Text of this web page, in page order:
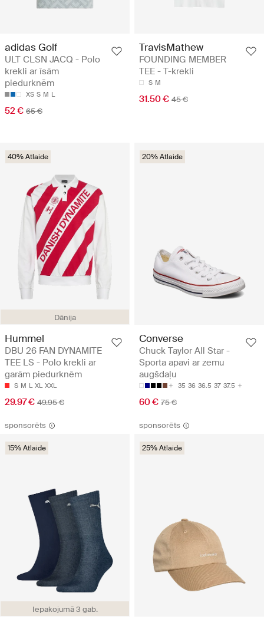
adidas Golf
ULT CLSN JACQ - Polo
krekli ar īsām
piedurknēm
XS S M L
52 € 65 €
TravisMathew
FOUNDING MEMBER
TEE - T-krekli
S M
31.50 € 45 €
Dānija
40% Atlaide
Hummel
DBU 26 FAN DYNAMITE
TEE LS - Polo krekli ar
garām piedurknēm
S M L XL XXL
29.97 € 49.95 €
20% Atlaide
Converse
Chuck Taylor All Star -
Sporta apavi ar zemu
augšdaļu
35 36 36.5 37 37.5
60 € 75 €
sponsorēts
Iepakojumā 3 gab.
15% Atlaide
sponsorēts
25% Atlaide